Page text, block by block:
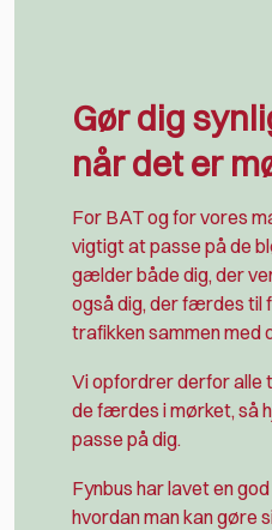
Gør dig
når det er
For BAT og for vores
vigtigt at passe på de
gælder både dig, der
også dig, der færdes til
trafikken sammen med
Vi opfordrer derfor alle
de færdes i mørket, så
passe på dig.
Fynbus har lavet en
hvordan man kan gøre